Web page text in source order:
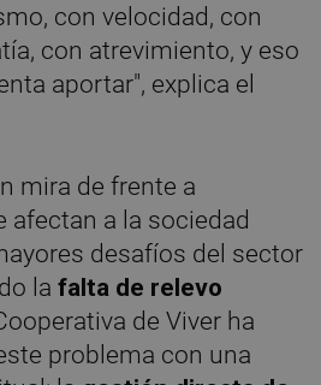
con velocidad, con
con atrevimiento, y eso
aportar", explica el
mira de frente a
afectan a la sociedad
desafíos del sector
lafalta de relevo
de Viver ha
problema con una